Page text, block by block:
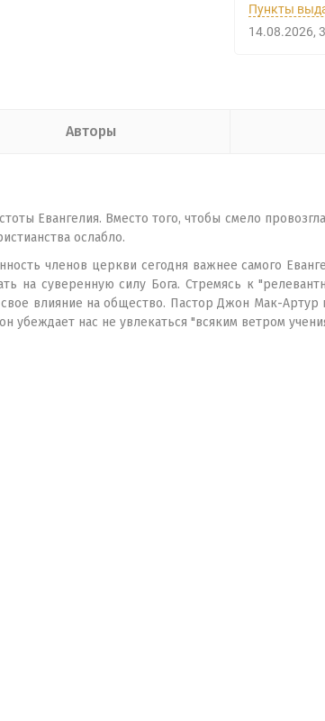
Пункты
14.08.2026
Авторы
Евангелия. Вместо того, чтобы смело
ослабло.
членов церкви сегодня важнее самого
на суверенную силу Бога. Стремясь к
влияние на общество. Пастор Джон Мак-Артур
нас не увлекаться "всяким ветром